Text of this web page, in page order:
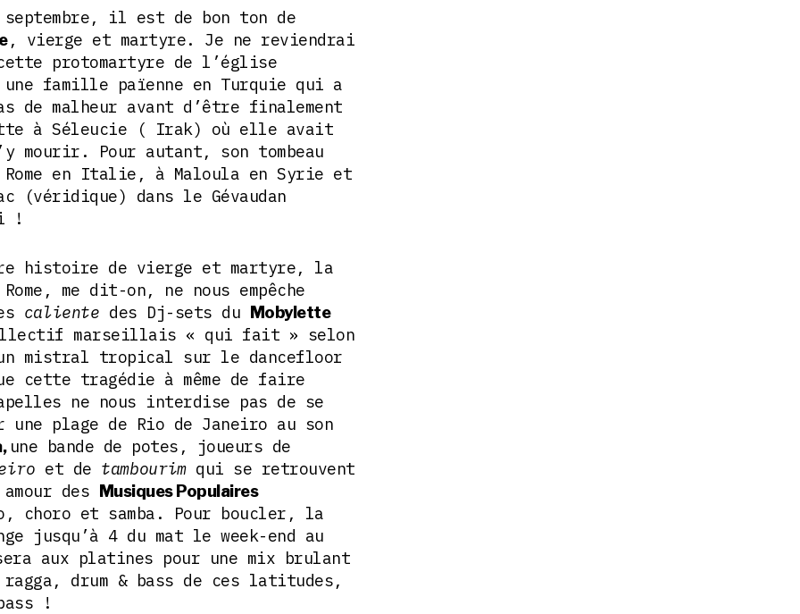
septembre, il est de bon ton de
, vierge et martyre. Je ne reviendrai
protomartyre de l’église
une famille païenne en Turquie qui a
de malheur avant d’être finalement
à Séleucie ( Irak) où elle avait
mourir. Pour autant, son tombeau
en Italie, à Maloula en Syrie et
(véridique) dans le Gévaudan
!
histoire de vierge et martyre, la
me dit-on, ne nous empêche
caliente des Dj-sets du Mobylette
marseillais « qui fait » selon
mistral tropical sur le dancefloor
cette tragédie à même de faire
ne nous interdise pas de se
une plage de Rio de Janeiro au son
une bande de potes, joueurs de
et de tambourimqui se retrouvent
des Musiques Populaires
choro et samba. Pour boucler, la
jusqu’à 4 du mat le week-end au
aux platines pour une mix brulant
drum & bass de ces latitudes,
!